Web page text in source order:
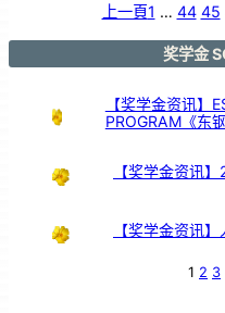
｜
齐
上一頁1 … 44 45
奖学金
【奖学金资讯】
PROGRAM《东
【奖学金资讯
【奖学金资讯
1 2 3